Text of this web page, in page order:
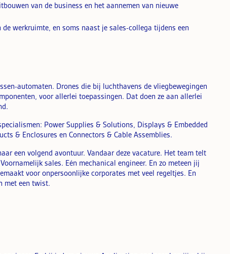
van de business en het aannemen van nieuwe
werkruimte, en soms naast je sales-collega tijdens een
automaten. Drones die bij luchthavens de vliegbewegingen
voor allerlei toepassingen. Dat doen ze aan allerlei
Power Supplies & Solutions, Displays & Embedded
& Enclosures en Connectors & Cable Assemblies.
een volgend avontuur. Vandaar deze vacature. Het team telt
sales. Eén mechanical engineer. En zo meteen jij
voor onpersoonlijke corporates met veel regeltjes. En
met een twist.